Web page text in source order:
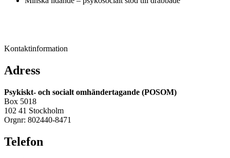
Kontaktinformation
Adress
Psykiskt- och socialt omhändertagande (POSOM)
Box 5018
102 41 Stockholm
Orgnr: 802440-8471
Telefon